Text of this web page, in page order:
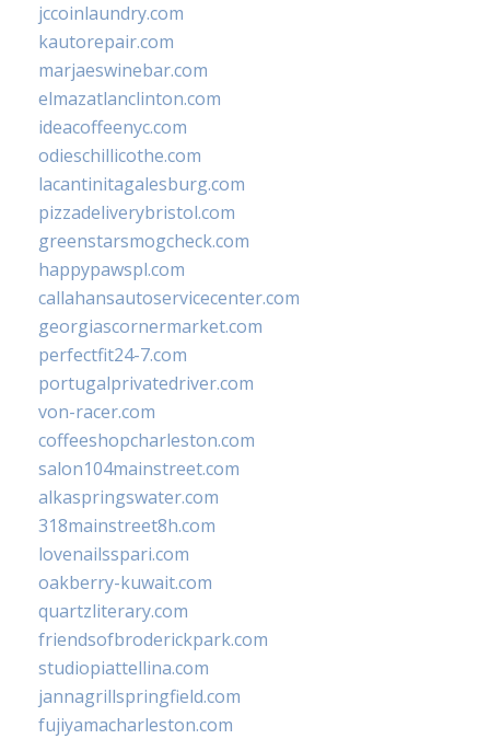
jccoinlaundry.com
kautorepair.com
marjaeswinebar.com
elmazatlanclinton.com
ideacoffeenyc.com
odieschillicothe.com
lacantinitagalesburg.com
pizzadeliverybristol.com
greenstarsmogcheck.com
happypawspl.com
callahansautoservicecenter.com
georgiascornermarket.com
perfectfit24-7.com
portugalprivatedriver.com
von-racer.com
coffeeshopcharleston.com
salon104mainstreet.com
alkaspringswater.com
318mainstreet8h.com
lovenailsspari.com
oakberry-kuwait.com
quartzliterary.com
friendsofbroderickpark.com
studiopiattellina.com
jannagrillspringfield.com
fujiyamacharleston.com